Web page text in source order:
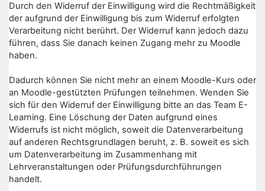
Durch den Widerruf der Einwilligung wird die Rechtmäßigkeit
der aufgrund der Einwilligung bis zum Widerruf erfolgten
Verarbeitung nicht berührt. Der Widerruf kann jedoch dazu
führen, dass Sie danach keinen Zugang mehr zu Moodle
haben.
Dadurch können Sie nicht mehr an einem Moodle-Kurs oder
an Moodle-gestützten Prüfungen teilnehmen. Wenden Sie
sich für den Widerruf der Einwilligung bitte an das Team E-
Learning. Eine Löschung der Daten aufgrund eines
Widerrufs ist nicht möglich, soweit die Datenverarbeitung
auf anderen Rechtsgrundlagen beruht, z. B. soweit es sich
um Datenverarbeitung im Zusammenhang mit
Lehrveranstaltungen oder Prüfungsdurchführungen
handelt.